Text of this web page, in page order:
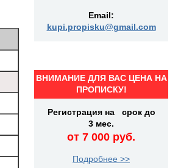
Email:
kupi.propisku@gmail.com
ВНИМАНИЕ ДЛЯ ВАС ЦЕНА НА
ПРОПИСКУ!
Регистрация на срок до
3 мес.
от 7 000 руб.
Подробнее >>